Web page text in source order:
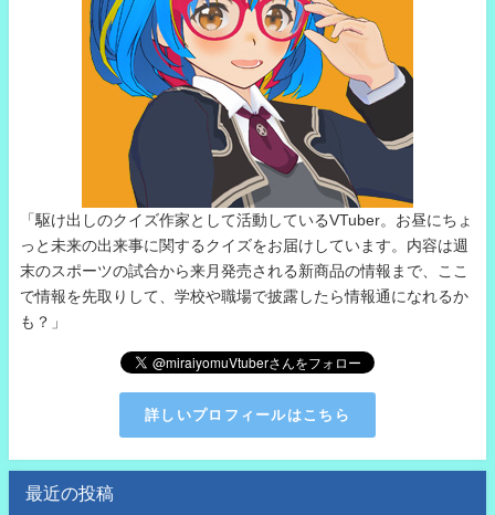
「駆け出しのクイズ作家として活動しているVTuber。お昼にちょ
っと未来の出来事に関するクイズをお届けしています。内容は週
末のスポーツの試合から来月発売される新商品の情報まで、ここ
で情報を先取りして、学校や職場で披露したら情報通になれるか
も？」
詳しいプロフィールはこちら
最近の投稿